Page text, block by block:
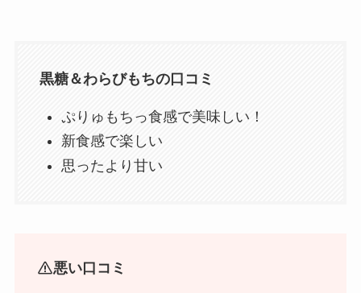
黒糖＆わらびもちの口コミ
ぷりゅもちっ食感で美味しい！
新食感で楽しい
思ったより甘い
悪い口コミ